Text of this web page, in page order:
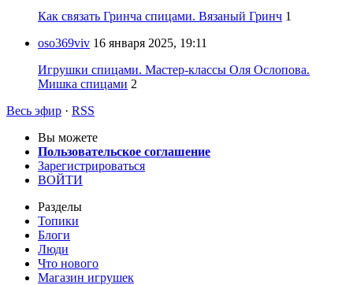
Как связать Гринча спицами. Вязаный Гринч 1
oso369viv 16 января 2025, 19:11
Игрушки спицами. Мастер-классы Оля Ослопова.
Мишка спицами 2
Весь эфир · RSS
Вы можете
Пользовательское соглашение
Зарегистрироваться
ВОЙТИ
Разделы
Топики
Блоги
Люди
Что нового
Магазин игрушек